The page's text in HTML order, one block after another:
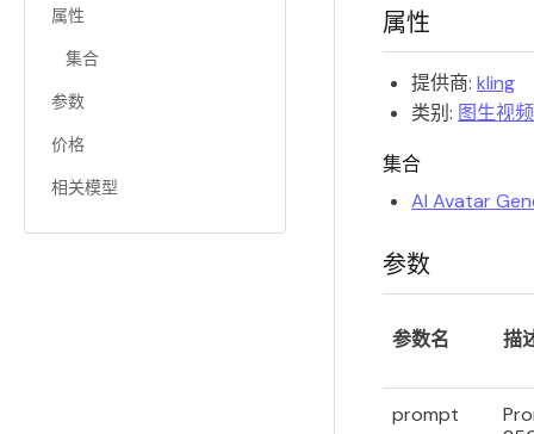
属性
集合
参数
价格
相关模型
属性
提供商: kling
类别: 图生视频
集合
AI Avatar
参数
参数名 描
prompt